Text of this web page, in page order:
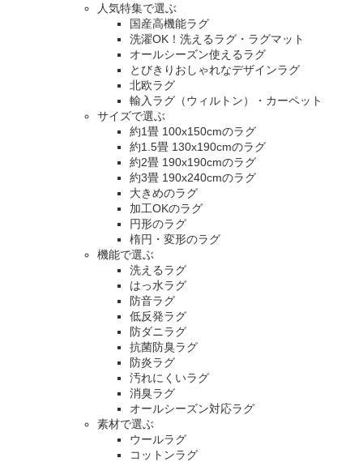
人気特集で選ぶ
国産高機能ラグ
洗濯OK！洗えるラグ・ラグマット
オールシーズン使えるラグ
とびきりおしゃれなデザインラグ
北欧ラグ
輸入ラグ（ウィルトン）・カーペット
サイズで選ぶ
約1畳 100x150cmのラグ
約1.5畳 130x190cmのラグ
約2畳 190x190cmのラグ
約3畳 190x240cmのラグ
大きめのラグ
加工OKのラグ
円形のラグ
楕円・変形のラグ
機能で選ぶ
洗えるラグ
はっ水ラグ
防音ラグ
低反発ラグ
防ダニラグ
抗菌防臭ラグ
防炎ラグ
汚れにくいラグ
消臭ラグ
オールシーズン対応ラグ
素材で選ぶ
ウールラグ
コットンラグ